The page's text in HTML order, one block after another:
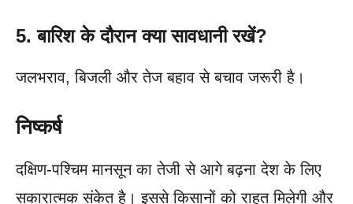
5. बारिश के दौरान क्या सावधानी रखें?
जलभराव, बिजली और तेज बहाव से बचाव जरूरी है।
निष्कर्ष
दक्षिण-पश्चिम मानसून का तेजी से आगे बढ़ना देश के लिए
सकारात्मक संकेत है। इससे किसानों को राहत मिलेगी और